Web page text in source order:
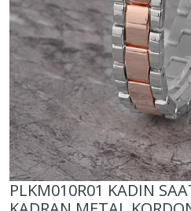
PLKM010R01 KADIN